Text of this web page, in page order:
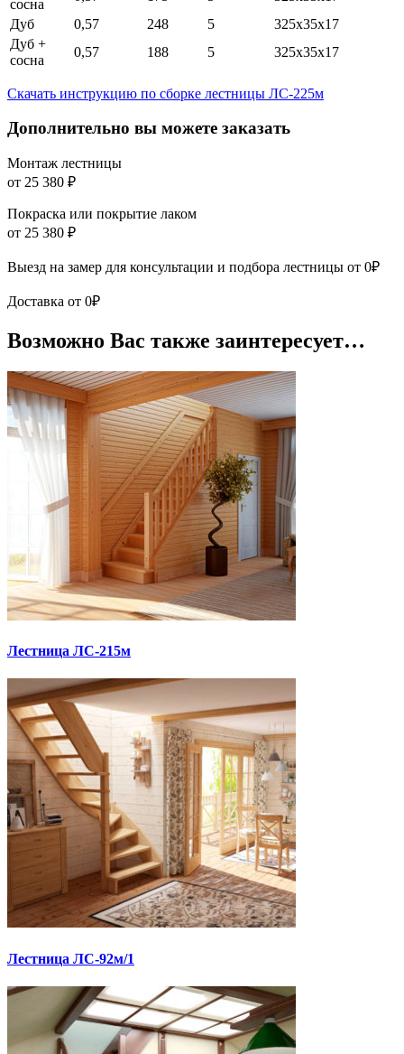
сосна
Дуб
0,57 248 5
325х35х17
Дуб +
сосна
0,57 188 5 325х35х17
Скачать инструкцию по сборке лестницы ЛС-225м
Дополнительно вы можете заказать
Монтаж лестницы
от 25 380 ₽
Покраска или покрытие лаком
от 25 380 ₽
Выезд на замер для консультации и подбора лестницы от 0₽
Доставка от 0₽
Возможно Вас также заинтересует…
Лестница ЛС-215м
Лестница ЛС-92м/1